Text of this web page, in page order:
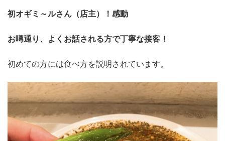
初オギミ～ルさん（店主）！感動
お噂通り、よくお話される方で丁寧な接客！
初めての方には食べ方を説明されています。